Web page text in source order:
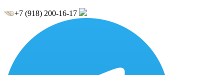
+7 (918) 200-16-17